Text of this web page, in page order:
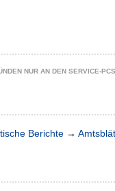
NUR AN DEN SERVICE-
Berichte →